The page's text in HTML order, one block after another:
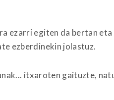
ezarri egiten da bertan
ezberdinekin jolastuz.
itxaroten gaituzte,